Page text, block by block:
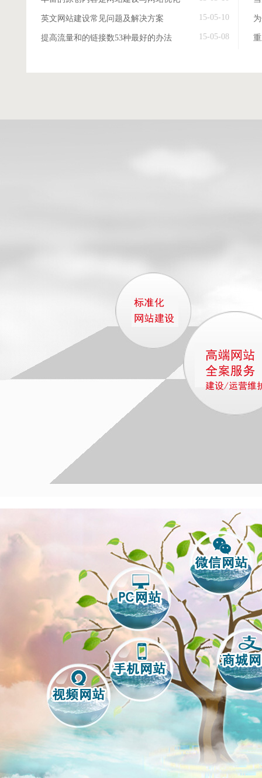
英文网站建设常见问题及解决方案 15-05-10
提高流量和的链接数53种最好的办法 15-05-08